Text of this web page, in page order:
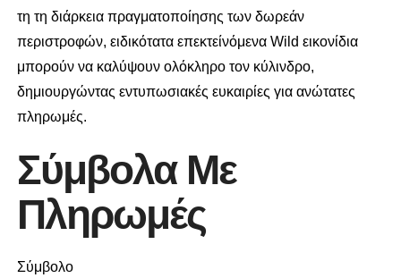
τη τη διάρκεια πραγματοποίησης των δωρεάν
περιστροφών, ειδικότατα επεκτείνόμενα Wild εικονίδια
μπορούν να καλύψουν ολόκληρο τον κύλινδρο,
δημιουργώντας εντυπωσιακές ευκαιρίες για ανώτατες
πληρωμές.
Σύμβολα Με
Πληρωμές
Σύμβολο